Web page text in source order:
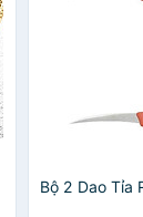
Bộ 2 Dao Tỉa